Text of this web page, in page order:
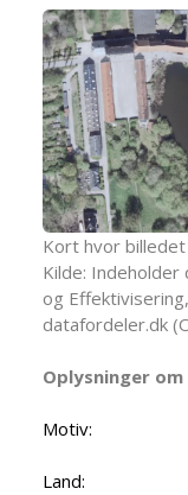
Kort hvor
Kilde:
og
datafordeler.dk
Oplysninger
Motiv:
Land: